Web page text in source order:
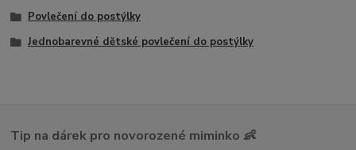
Povlečení do postýlky
Jednobarevné dětské povlečení do postýlky
Tip na dárek pro novorozené miminko 👶